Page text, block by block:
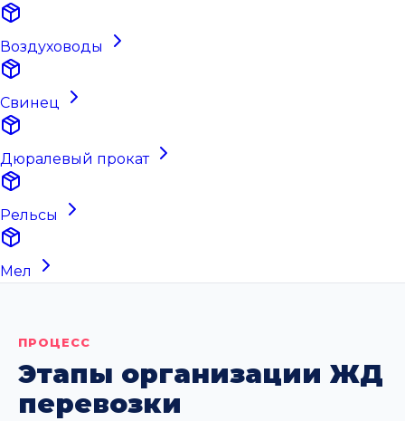
Воздуховоды
Свинец
Дюралевый прокат
Рельсы
Мел
ПРОЦЕСС
Этапы организации ЖД
перевозки